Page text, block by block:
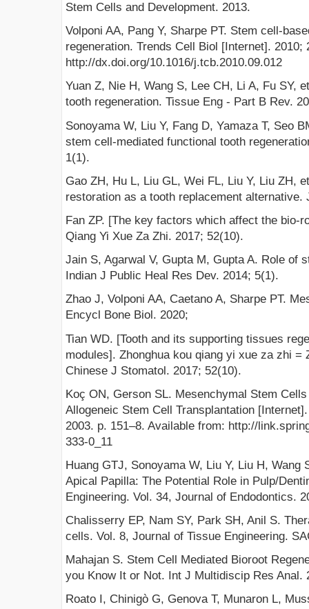
Stem Cells and Development. 2013.
Volponi AA, Pang Y, Sharpe PT. Stem cell-
regeneration. Trends Cell Biol [Internet]. 2010;
http://dx.doi.org/10.1016/j.tcb.2010.09.012
Yuan Z, Nie H, Wang S, Lee CH, Li A, Fu SY,
tooth regeneration. Tissue Eng - Part B Rev.
Sonoyama W, Liu Y, Fang D, Yamaza T, Seo
stem cell-mediated functional tooth
1(1).
Gao ZH, Hu L, Liu GL, Wei FL, Liu Y, Liu ZH,
restoration as a tooth replacement alternative.
Fan ZP. [The key factors which affect the bio-
Qiang Yi Xue Za Zhi. 2017; 52(10).
Jain S, Agarwal V, Gupta M, Gupta A. Role of
Indian J Public Heal Res Dev. 2014; 5(1).
Zhao J, Volponi AA, Caetano A, Sharpe PT.
Encycl Bone Biol. 2020;
Tian WD. [Tooth and its supporting tissues
modules]. Zhonghua kou qiang yi xue za zhi =
Chinese J Stomatol. 2017; 52(10).
Koç ON, Gerson SL. Mesenchymal Stem
Allogeneic Stem Cell Transplantation
2003. p. 151–8. Available from: http://
333-0_11
Huang GTJ, Sonoyama W, Liu Y, Liu H, Wang
Apical Papilla: The Potential Role in Pulp/
Engineering. Vol. 34, Journal of Endodontics.
Chalisserry EP, Nam SY, Park SH, Anil S.
cells. Vol. 8, Journal of Tissue Engineering.
Mahajan S. Stem Cell Mediated Bioroot
you Know It or Not. Int J Multidiscip Res Anal.
Roato I, Chinigò G, Genova T, Munaron L,